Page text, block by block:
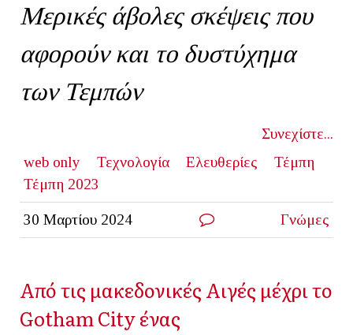
Μερικές άβολες σκέψεις που
αφορούν και το δυστύχημα
των Τεμπών
Συνεχίστε...
web only
Τεχνολογία Ελευθερίες
Τέμπη
Τέμπη 2023
30 Μαρτίου 2024 Γνώμες
Από τις μακεδονικές Αιγές μέχρι το
Gotham City ένας